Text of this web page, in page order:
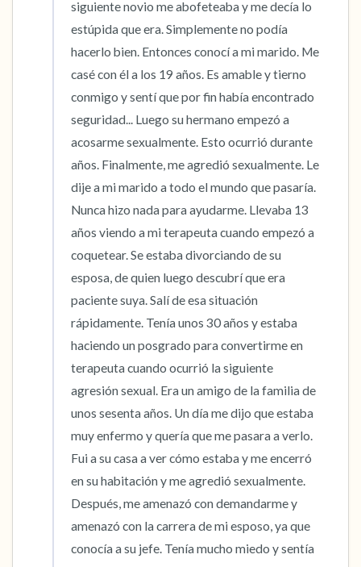
siguiente novio me abofeteaba y me decía lo
estúpida que era. Simplemente no podía
hacerlo bien. Entonces conocí a mi marido. Me
casé con él a los 19 años. Es amable y tierno
conmigo y sentí que por fin había encontrado
seguridad... Luego su hermano empezó a
acosarme sexualmente. Esto ocurrió durante
años. Finalmente, me agredió sexualmente. Le
dije a mi marido a todo el mundo que pasaría.
Nunca hizo nada para ayudarme. Llevaba 13
años viendo a mi terapeuta cuando empezó a
coquetear. Se estaba divorciando de su
esposa, de quien luego descubrí que era
paciente suya. Salí de esa situación
rápidamente. Tenía unos 30 años y estaba
haciendo un posgrado para convertirme en
terapeuta cuando ocurrió la siguiente
agresión sexual. Era un amigo de la familia de
unos sesenta años. Un día me dijo que estaba
muy enfermo y quería que me pasara a verlo.
Fui a su casa a ver cómo estaba y me encerró
en su habitación y me agredió sexualmente.
Después, me amenazó con demandarme y
amenazó con la carrera de mi esposo, ya que
conocía a su jefe. Tenía mucho miedo y sentía